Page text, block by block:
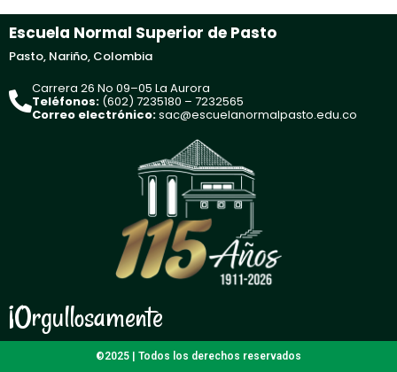
Escuela Normal Superior de Pasto
Pasto, Nariño, Colombia
Carrera 26 No 09–05 La Aurora
Teléfonos: (602) 7235180 – 7232565
Correo electrónico:sac@escuelanormalpasto.edu.co
¡Orgullosamente
©2025 | Todos los derechos reservados